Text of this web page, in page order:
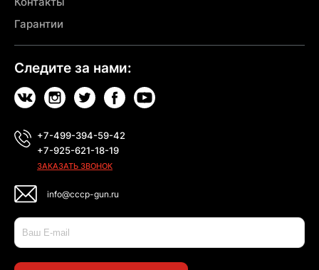
Гарантии
Следите за нами:
+7-499-394-59-42
+7-925-621-18-19
ЗАКАЗАТЬ ЗВОНОК
info@cccp-gun.ru